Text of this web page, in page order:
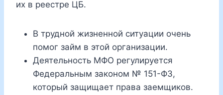
их в реестре ЦБ.
В трудной жизненной ситуации очень
помог займ в этой организации.
Деятельность МФО регулируется
Федеральным законом № 151-ФЗ,
который защищает права заемщиков.